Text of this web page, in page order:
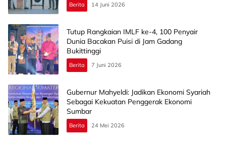
Berita 14 Juni 2026
Tutup Rangkaian IMLF ke-4, 100 Penyair
Dunia Bacakan Puisi di Jam Gadang
Bukittinggi
Berita 7 Juni 2026
Gubernur Mahyeldi: Jadikan Ekonomi Syariah
Sebagai Kekuatan Penggerak Ekonomi
Sumbar
Berita 24 Mei 2026